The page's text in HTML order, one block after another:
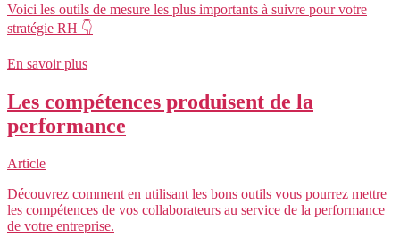
Voici les outils de mesure les plus importants à suivre pour votre
stratégie RH 👇
En savoir plus
Les compétences produisent de la
performance
Article
Découvrez comment en utilisant les bons outils vous pourrez mettre
les compétences de vos collaborateurs au service de la performance
de votre entreprise.